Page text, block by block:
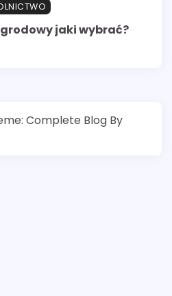
jaki wybrać?
Complete Blog By